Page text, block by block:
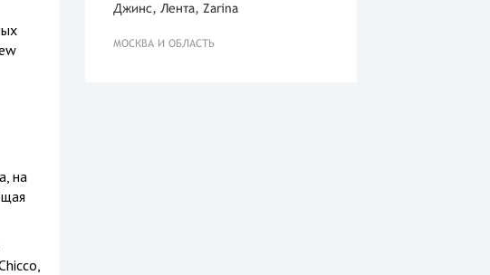
на
Джинс, Лента, Zarina
МОСКВА И ОБЛАСТЬ